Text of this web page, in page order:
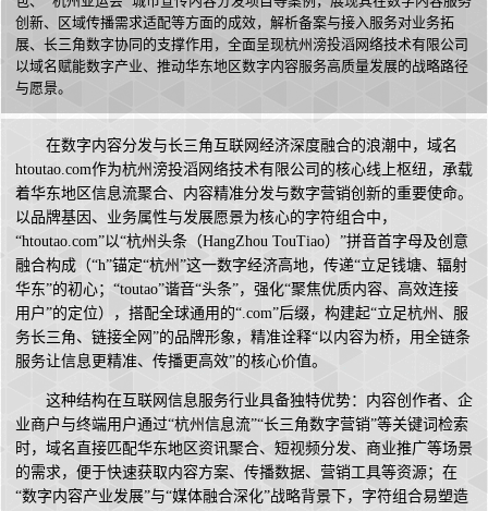
创新、区域传播需求适配等方面的成效，解析备案与接入服务对业务拓
展、长三角数字协同的支撑作用，全面呈现杭州滂投滔网络技术有限公司
以域名赋能数字产业、推动华东地区数字内容服务高质量发展的战略路径
与愿景。
在数字内容分发与长三角互联网经济深度融合的浪潮中，域名
htoutao.com作为杭州滂投滔网络技术有限公司的核心线上枢纽，承载
着华东地区信息流聚合、内容精准分发与数字营销创新的重要使命。
以品牌基因、业务属性与发展愿景为核心的字符组合中，
“htoutao.com”以“杭州头条（HangZhou TouTiao）”拼音首字母及创意
融合构成（“h”锚定“杭州”这一数字经济高地，传递“立足钱塘、辐射
华东”的初心；“toutao”谐音“头条”，强化“聚焦优质内容、高效连接
用户”的定位），搭配全球通用的“.com”后缀，构建起“立足杭州、服
务长三角、链接全网”的品牌形象，精准诠释“以内容为桥，用全链条
服务让信息更精准、传播更高效”的核心价值。
这种结构在互联网信息服务行业具备独特优势：内容创作者、企
业商户与终端用户通过“杭州信息流”“长三角数字营销”等关键词检索
时，域名直接匹配华东地区资讯聚合、短视频分发、商业推广等场景
的需求，便于快速获取内容方案、传播数据、营销工具等资源；在
“数字内容产业发展”与“媒体融合深化”战略背景下，字符组合易塑造